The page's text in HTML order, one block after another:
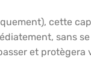
cette
sans
et